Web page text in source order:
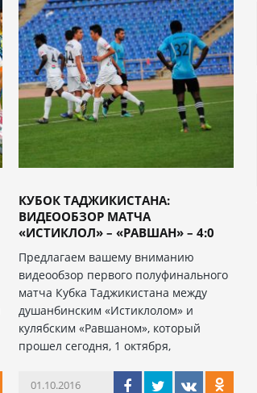
КУБОК ТАДЖИКИСТАНА:
ВИДЕООБЗОР МАТЧА
«ИСТИКЛОЛ» – «РАВШАН» – 4:0
Предлагаем вашему вниманию
видеообзор первого полуфинального
матча Кубка Таджикистана между
душанбинским «Истиклолом» и
кулябским «Равшаном», который
прошел сегодня, 1 октября,
01.10.2016